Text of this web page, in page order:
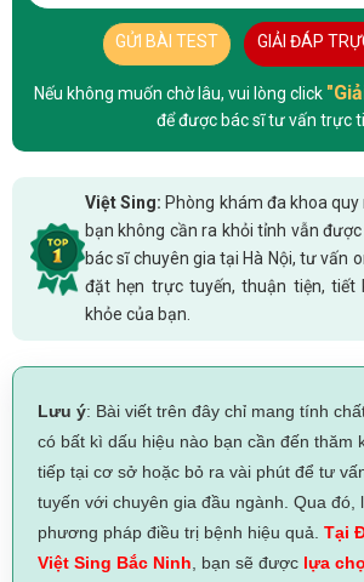
GỬI BÀI TEST GIẢI ĐÁP
Nếu không muốn chờ lâu, vui lòng click
để được bác sĩ tư vấn trực
Việt Sing: Phòng khám đa khoa quy
bạn không cần ra khỏi tỉnh vẫn
bác sĩ chuyên gia tại Hà Nội, tư vấn
đặt hẹn trực tuyến, thuận tiện, tiết
khỏe của bạn.
Lưu ý: Bài viết trên đây chỉ mang tính
có bất kì dấu hiệu nào bạn cần đến thăm
tiếp tại cơ sở hoặc bỏ ra vài phút để tư
tuyến với chuyên gia đầu ngành. Qua đó,
phương pháp điều trị bệnh hiệu quả. Tại
Việt Sing Bắc Ninh , bạn sẽ được lựa